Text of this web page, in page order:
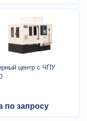
центр с ЧПУ
по запросу